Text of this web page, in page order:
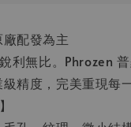
配發為主
利無比。Phrozen
精度，完美重現每